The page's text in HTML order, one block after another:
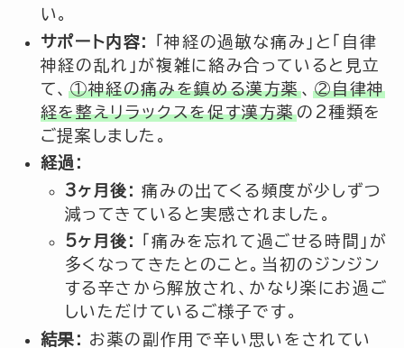
い。
サポート内容:
「神経の過敏な痛み」と「自律
神経の乱れ」が複雑に絡み合っていると見立
て、①神経の痛みを鎮める漢方薬、 ②自律神
経を整えリラックスを促す漢方薬の2種類を
ご提案しました。
経過:
3ヶ月後: 痛みの出てくる頻度が少しずつ
減ってきていると実感されました。
5ヶ月後:
「痛みを忘れて過ごせる時間」が
多くなってきたとのこと。当初のジンジン
する辛さから解放され、かなり楽にお過ご
しいただけているご様子です。
結果:
お薬の副作用で辛い思いをされてい